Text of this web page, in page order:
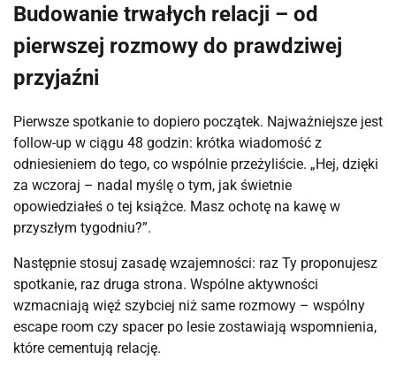
Budowanie trwałych relacji – od
pierwszej rozmowy do prawdziwej
przyjaźni
Pierwsze spotkanie to dopiero początek. Najważniejsze jest
follow-up w ciągu 48 godzin: krótka wiadomość z
odniesieniem do tego, co wspólnie przeżyliście. „Hej, dzięki
za wczoraj – nadal myślę o tym, jak świetnie
opowiedziałeś o tej książce. Masz ochotę na kawę w
przyszłym tygodniu?”.
Następnie stosuj zasadę wzajemności: raz Ty proponujesz
spotkanie, raz druga strona. Wspólne aktywności
wzmacniają więź szybciej niż same rozmowy – wspólny
escape room czy spacer po lesie zostawiają wspomnienia,
które cementują relację.